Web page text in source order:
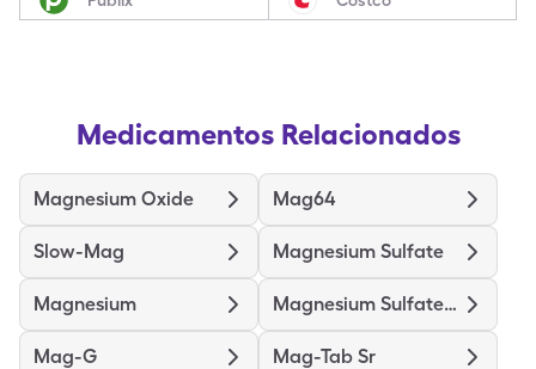
Medicamentos Relacionados
Magnesium Oxide Mag64
Slow-Mag Magnesium Sulfate
Magnesium Magnesium Sulfate In D5w
Mag-G Mag-Tab Sr